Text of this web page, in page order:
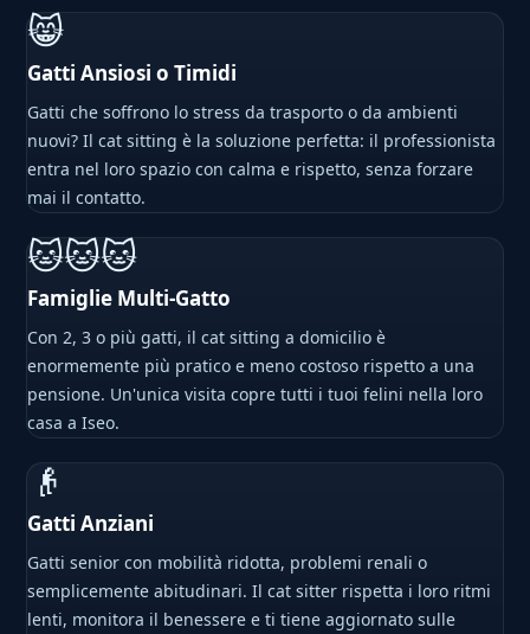
😸
Gatti Ansiosi o Timidi
Gatti che soffrono lo stress da trasporto o da ambienti
nuovi? Il cat sitting è la soluzione perfetta: il professionista
entra nel loro spazio con calma e rispetto, senza forzare
mai il contatto.
🐱🐱🐱
Famiglie Multi-Gatto
Con 2, 3 o più gatti, il cat sitting a domicilio è
enormemente più pratico e meno costoso rispetto a una
pensione. Un'unica visita copre tutti i tuoi felini nella loro
casa a Iseo.
👴
Gatti Anziani
Gatti senior con mobilità ridotta, problemi renali o
semplicemente abitudinari. Il cat sitter rispetta i loro ritmi
lenti, monitora il benessere e ti tiene aggiornato sulle